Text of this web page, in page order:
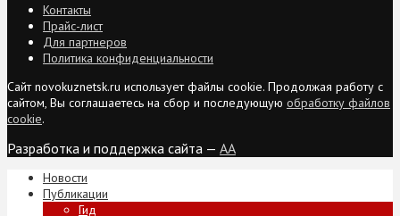
Контакты
Прайс-лист
Для партнеров
Политика конфиденциальности
Сайт novokuznetsk.ru использует файлы cookie. Продолжая работу с
сайтом, Вы соглашаетесь на сбор и последующую обработку файлов
cookie.
Разработка и поддержка сайта — AA
Новости
Публикации
Гид